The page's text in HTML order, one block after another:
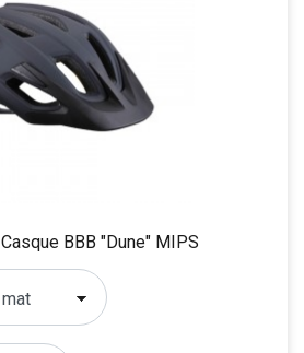
Casque BBB "Dune" MIPS